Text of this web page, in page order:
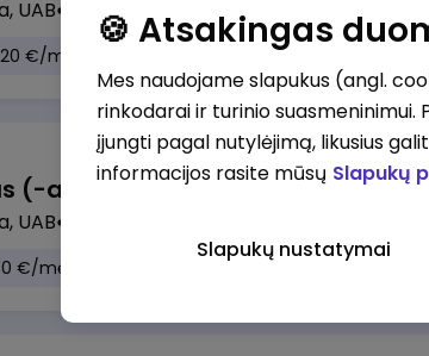
UAB Vilnius
€/mėn.
UAB
€/mėn. Prieš mokesčius
🍪 Atsakingas
Mes naudojame slapukus (angl.
rinkodarai ir turinio
įjungti pagal nutylėjimą, likusius
informacijos rasite mūsų Slapukų
Slapukų nustatymai